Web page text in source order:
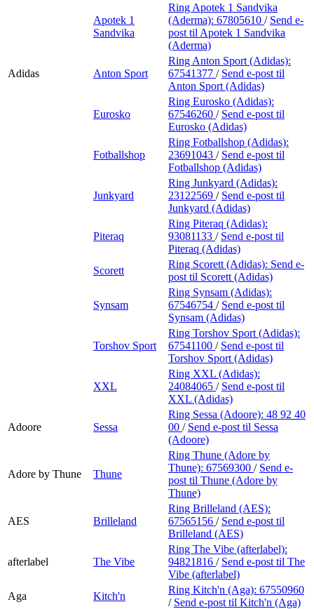
Apotek 1
Sandvika
Ring Apotek 1 Sandvika
(Aderma): 67805610 / Send e-
post til Apotek 1 Sandvika
(Aderma)
Adidas Anton Sport
Ring Anton Sport (Adidas):
67541377 / Send e-post til
Anton Sport (Adidas)
Eurosko
Ring Eurosko (Adidas):
67546260 / Send e-post til
Eurosko (Adidas)
Fotballshop
Ring Fotballshop (Adidas):
23691043 / Send e-post til
Fotballshop (Adidas)
Junkyard
Ring Junkyard (Adidas):
23122569 / Send e-post til
Junkyard (Adidas)
Piteraq
Ring Piteraq (Adidas):
93081133 / Send e-post til
Piteraq (Adidas)
Scorett
Ring Scorett (Adidas): Send e-
post til Scorett (Adidas)
Synsam
Ring Synsam (Adidas):
67546754 / Send e-post til
Synsam (Adidas)
Torshov Sport
Ring Torshov Sport (Adidas):
67541100 / Send e-post til
Torshov Sport (Adidas)
XXL
Ring XXL (Adidas):
24084065 / Send e-post til
XXL (Adidas)
Adoore Sessa
Ring Sessa (Adoore): 48 92 40
00 / Send e-post til Sessa
(Adoore)
Adore by Thune Thune
Ring Thune (Adore by
Thune): 67569300 / Send e-
post til Thune (Adore by
Thune)
AES Brilleland
Ring Brilleland (AES):
67565156 / Send e-post til
Brilleland (AES)
afterlabel The Vibe
Ring The Vibe (afterlabel):
94821816 / Send e-post til The
Vibe (afterlabel)
Aga
Kitch'n
Ring Kitch'n (Aga): 67550960
/ Send e-post til Kitch'n (Aga)